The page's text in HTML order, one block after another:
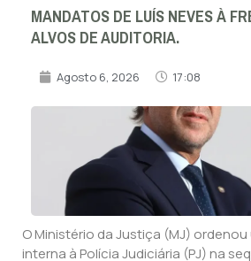
MANDATOS DE LUÍS NEVES À
ALVOS DE AUDITORIA.
Agosto 6, 2026 17:08
O Ministério da Justiça (MJ)
interna à Polícia Judiciária (PJ) na